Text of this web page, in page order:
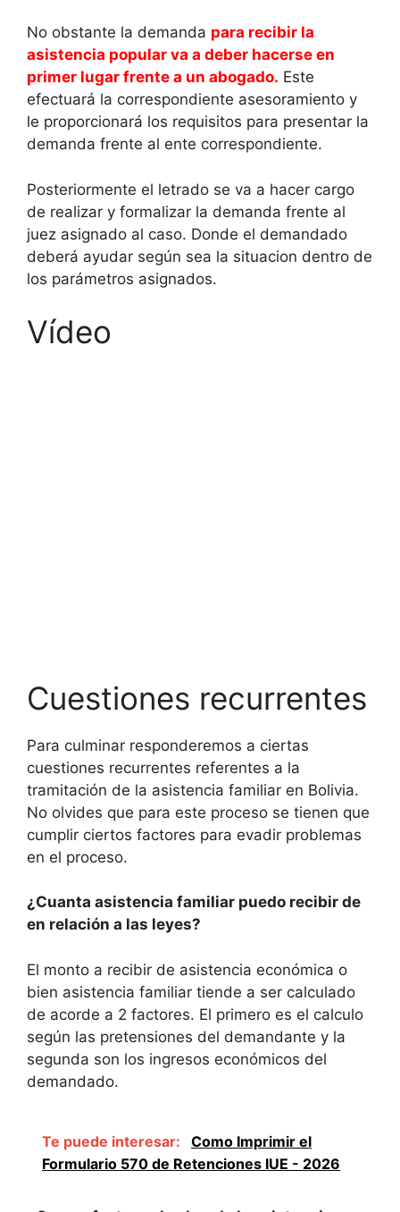
No obstante la demanda para recibir la
asistencia popular va a deber hacerse en
primer lugar frente a un abogado. Este
efectuará la correspondiente asesoramiento y
le proporcionará los requisitos para presentar la
demanda frente al ente correspondiente.
Posteriormente el letrado se va a hacer cargo
de realizar y formalizar la demanda frente al
juez asignado al caso. Donde el demandado
deberá ayudar según sea la situacion dentro de
los parámetros asignados.
Vídeo
Cuestiones recurrentes
Para culminar responderemos a ciertas
cuestiones recurrentes referentes a la
tramitación de la asistencia familiar en Bolivia.
No olvides que para este proceso se tienen que
cumplir ciertos factores para evadir problemas
en el proceso.
¿Cuanta asistencia familiar puedo recibir de
en relación a las leyes?
El monto a recibir de asistencia económica o
bien asistencia familiar tiende a ser calculado
de acorde a 2 factores. El primero es el calculo
según las pretensiones del demandante y la
segunda son los ingresos económicos del
demandado.
Te puede interesar:
Como Imprimir el
Formulario 570 de Retenciones IUE - 2026